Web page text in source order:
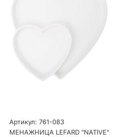
Артикул: 761-083
МЕНАЖНИЦА LEFARD "NATIVE"